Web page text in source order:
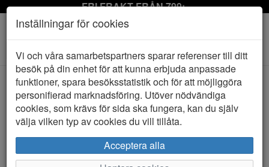
FRI FRAKT FRÅN 799:-
Toggle
navigation
HEM LEAF
Inställningar för cookies
Vi och våra samarbetspartners sparar referenser till ditt
besök på din enhet för att kunna erbjuda anpassade
funktioner, spara besöksstatistik och för att möjliggöra
personifierad marknadsföring. Utöver nödvändiga
cookies, som krävs för sida ska fungera, kan du själv
välja vilken typ av cookies du vill tillåta.
Acceptera alla